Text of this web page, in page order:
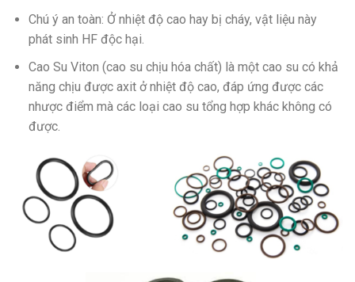
Chú ý an toàn: Ở nhiệt độ cao hay bị cháy, vật liệu này
phát sinh HF độc hại.
Cao Su Viton (cao su chịu hóa chất) là một cao su có khả
năng chịu được axit ở nhiệt độ cao, đáp ứng được các
nhược điểm mà các loại cao su tổng hợp khác không có
được.